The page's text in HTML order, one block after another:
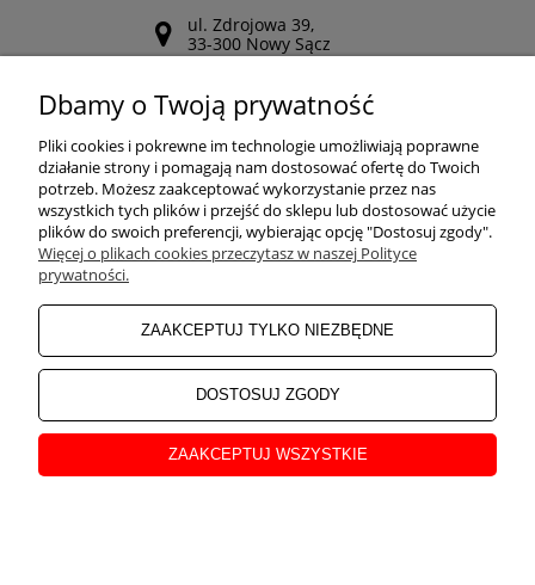
ul. Zdrojowa 39,
33-300 Nowy Sącz
Odwiedź nasz Facebook
POMOC
ZAKUPY
MOJE KONTO
INFORMACJE
O NAS
Dbamy o Twoją prywatność
Pliki cookies i pokrewne im technologie umożliwiają poprawne
działanie strony i pomagają nam dostosować ofertę do Twoich
potrzeb. Możesz zaakceptować wykorzystanie przez nas
wszystkich tych plików i przejść do sklepu lub dostosować użycie
plików do swoich preferencji, wybierając opcję "Dostosuj zgody".
Więcej o plikach cookies przeczytasz w naszej Polityce
prywatności.
ZAAKCEPTUJ TYLKO NIEZBĘDNE
DOSTOSUJ ZGODY
ZAAKCEPTUJ WSZYSTKIE